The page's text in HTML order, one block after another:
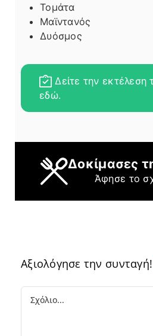
Τομάτα
Μαϊντανός
Δυόσμος
Δείτε την εκτέλεση
εδώ.
Δοκίμασες
Άφησε το
Αξιολόγησε την συνταγή!
Comment